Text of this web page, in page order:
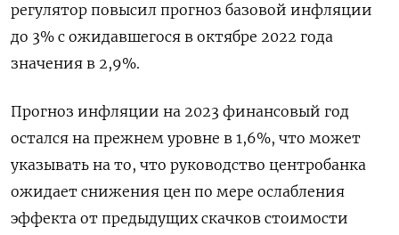
регулятор повысил прогноз базовой инфляции
до 3% с ожидавшегося в октябре 2022 года
значения в 2,9%.
Прогноз инфляции на 2023 финансовый год
остался на прежнем уровне в 1,6%, что может
указывать на то, что руководство центробанка
ожидает снижения цен по мере ослабления
эффекта от предыдущих скачков стоимости